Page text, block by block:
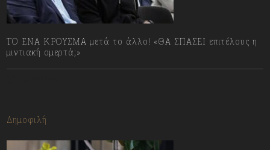
ΤΟ ΕΝΑ ΚΡΟΥΣΜΑ μετά το άλλο! «ΘΑ ΣΠΑΣΕΙ επιτέλους η
μιντιακή ομερτά;»
Δημοφιλή